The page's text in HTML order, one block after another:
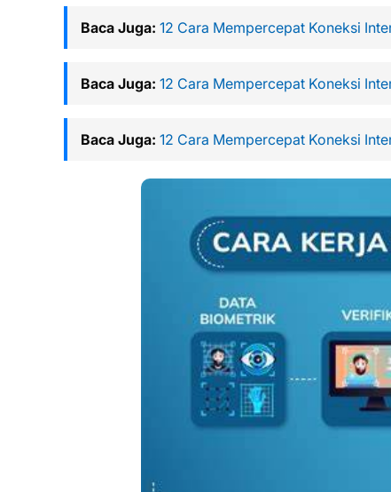
Baca Juga: 12 Cara Mempercepat Koneksi
Baca Juga: 12 Cara Mempercepat Koneksi
Baca Juga: 12 Cara Mempercepat Koneksi